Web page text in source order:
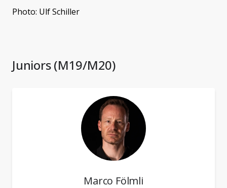
Photo: Ulf Schiller
Juniors (M19/M20)
Marco Fölmli